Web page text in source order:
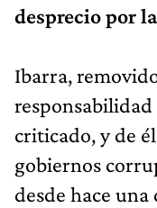
desprecio por
Ibarra,
criticado, y de
gobiernos
desde hace